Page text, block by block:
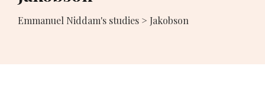
Emmanuel Niddam's studies > Jakobson